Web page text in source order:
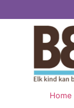
Home